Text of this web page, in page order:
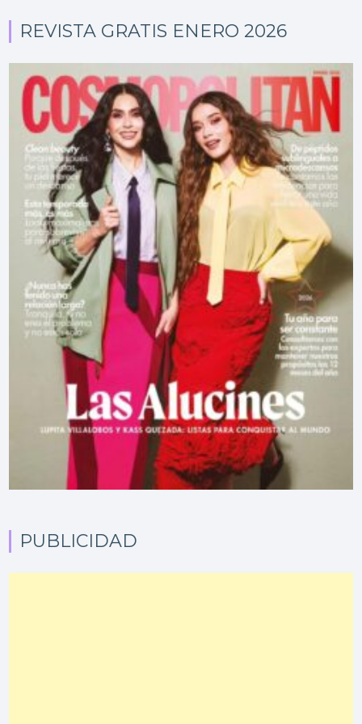
REVISTA GRATIS ENERO 2026
PUBLICIDAD